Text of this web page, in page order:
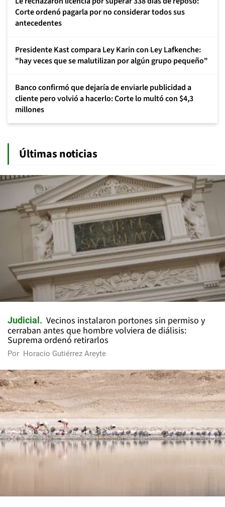
Corte ordenó pagarla por no considerar todos sus
antecedentes
Presidente Kast compara Ley Karin con Ley Lafkenche:
"hay veces que se malutilizan por algún grupo pequeño"
Banco confirmó que dejaría de enviarle publicidad a
cliente pero volvió a hacerlo: Corte lo multó con $4,3
millones
Últimas noticias
Judicial
Vecinos instalaron portones sin permiso y
cerraban antes que hombre volviera de diálisis:
Suprema ordenó retirarlos
Por Horacio Gutiérrez Areyte